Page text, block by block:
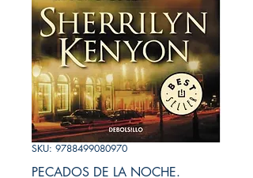
SKU: 9788499080970
PECADOS DE LA NOCHE.